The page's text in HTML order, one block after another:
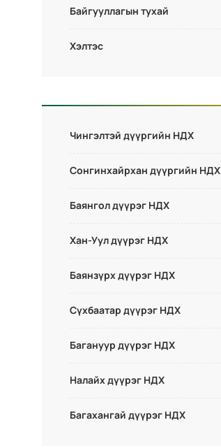
Байгууллагын тухай
Хэлтэс
Чингэлтэй дүүргийн НДХ
Сонгинхайрхан дүүргийн НДХ
Баянгол дүүрэг НДХ
Хан-Уул дүүрэг НДХ
Баянзүрх дүүрэг НДХ
Сүхбаатар дүүрэг НДХ
Багануур дүүрэг НДХ
Налайх дүүрэг НДХ
Багахангай дүүрэг НДХ